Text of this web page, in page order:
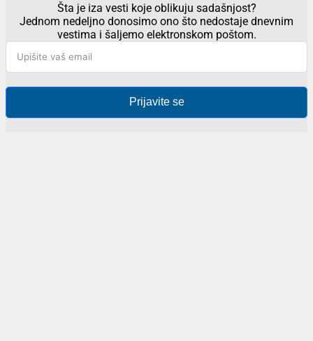
Šta je iza vesti koje oblikuju sadašnjost?
Jednom nedeljno donosimo ono što nedostaje dnevnim
vestima i šaljemo elektronskom poštom.
Prijavite se